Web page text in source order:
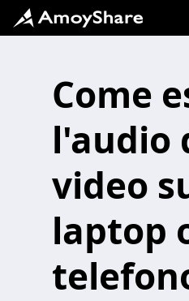
Come
l'audio
video
laptop